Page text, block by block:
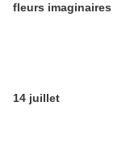
fleurs imaginaires
14 juillet